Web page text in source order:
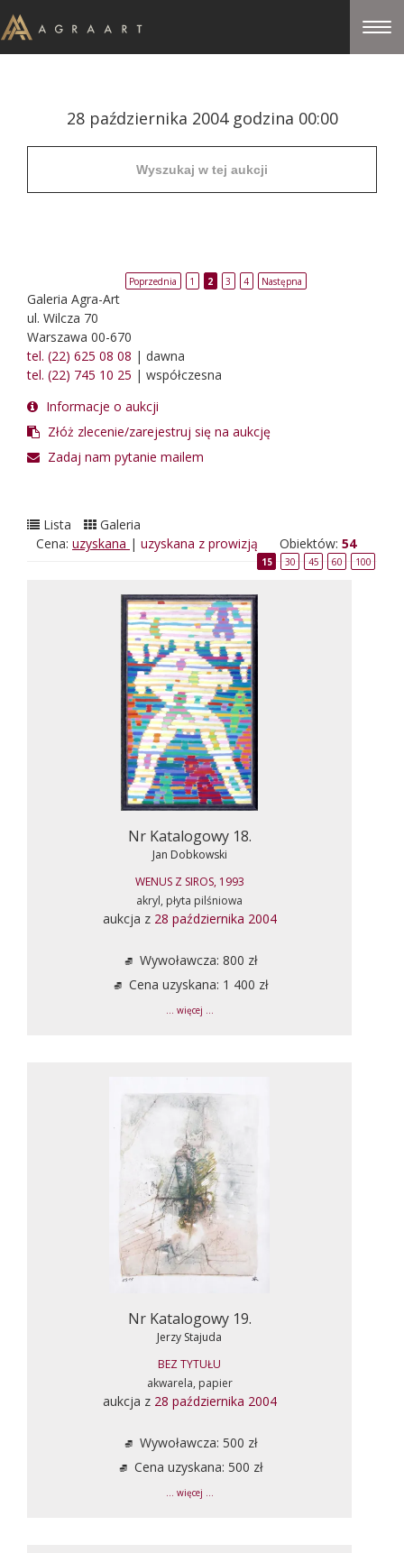
28 października 2004 godzina 00:00
Poprzednia 1 2 3 4 Następna
Galeria Agra-Art
ul. Wilcza 70
Warszawa 00-670
tel. (22) 625 08 08 | dawna
tel. (22) 745 10 25 | współczesna
Informacje o aukcji
Złóż zlecenie/zarejestruj się na aukcję
Zadaj nam pytanie mailem
Lista
Galeria
Cena: uzyskana | uzyskana z prowizją Obiektów: 54
15 30 45 60 100
Nr Katalogowy 18.
Jan Dobkowski
WENUS Z SIROS, 1993
akryl, płyta pilśniowa
aukcja z 28 października 2004
Wywoławcza: 800 zł
Cena uzyskana: 1 400 zł
... więcej ...
Nr Katalogowy 19.
Jerzy Stajuda
BEZ TYTUŁU
akwarela, papier
aukcja z 28 października 2004
Wywoławcza: 500 zł
Cena uzyskana: 500 zł
... więcej ...